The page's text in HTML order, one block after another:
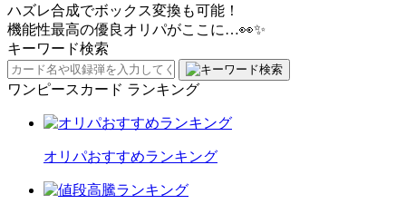
ハズレ合成でボックス変換も可能！
機能性最高の優良オリパがここに…👀✨
キーワード検索
ワンピースカード ランキング
オリパおすすめランキング